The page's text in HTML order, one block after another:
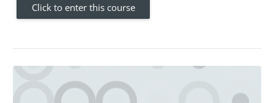
Click to enter this course